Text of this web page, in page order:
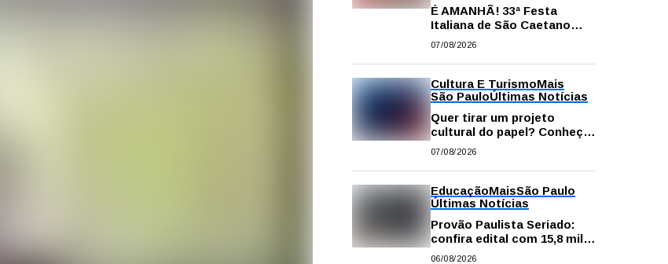
É AMANHÃ! 33ª Festa
Italiana de São Caetano
começa neste sábado com
solidariedade
07/08/2026
Cultura E TurismoMais
São PauloÚltimas Notícias
Quer tirar um projeto
cultural do papel? Conheça
os principais editais
07/08/2026
EducaçãoMaisSão Paulo
Últimas Notícias
Provão Paulista Seriado:
confira edital com 15,8 mil
vagas para ensino superior
06/08/2026